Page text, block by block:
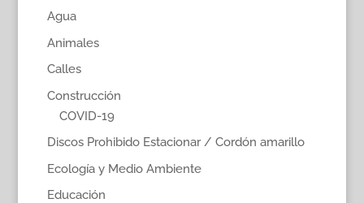
Agua
Animales
Calles
Construcción
COVID-19
Discos Prohibido Estacionar / Cordón amarillo
Ecología y Medio Ambiente
Educación